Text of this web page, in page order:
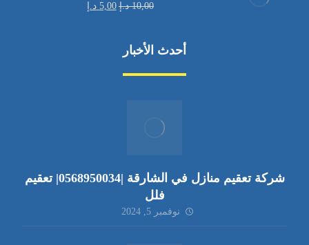
10,00 د.إ 5,00 د.إ
أحدث الأخبار
شركة تعقيم منازل في الشارقة |0568950034| تعقيم
فلل
نوفمبر 5, 2024